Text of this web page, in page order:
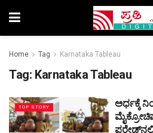
Home Tag Karnataka Tableau
Tag: Karnataka Tableau
TOP STORY
ಅರ್ಧಕ್ಕೆ